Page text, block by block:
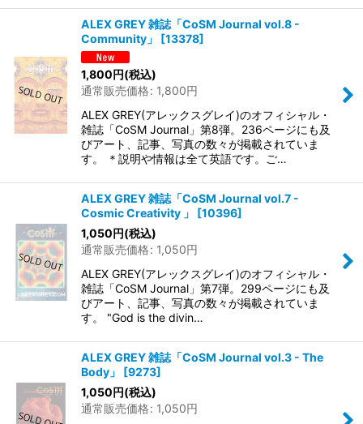
ALEX GREY 雑誌「CoSM Journal vol.8 -
Community」
[13378]
1,800円(税込)
通常販売価格: 1,800円
ALEX GREY(アレックスグレイ)のオフィシャル・
雑誌「CoSM Journal」第8弾。236ページにも及
びアート、記事、写真の数々が掲載されていま
す。 ＊説明や情報は全て英語です。ご…
ALEX GREY 雑誌「CoSM Journal vol.7 -
Cosmic Creativity 」
[10396]
1,050円(税込)
通常販売価格: 1,050円
ALEX GREY(アレックスグレイ)のオフィシャル・
雑誌「CoSM Journal」第7弾。299ページにも及
びアート、記事、写真の数々が掲載されていま
す。 "God is the divin…
ALEX GREY 雑誌「CoSM Journal vol.3 - The
Body」
[9273]
1,050円(税込)
通常販売価格: 1,050円